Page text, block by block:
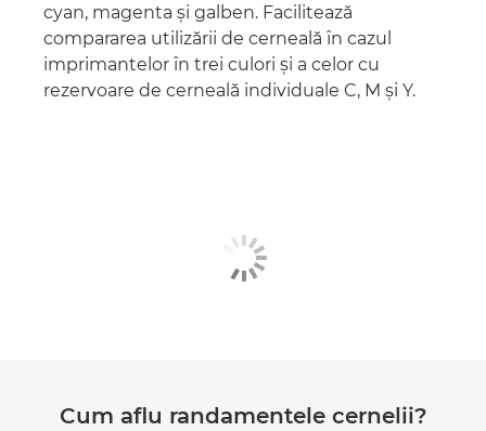
cyan, magenta şi galben. Facilitează
compararea utilizării de cerneală în cazul
imprimantelor în trei culori şi a celor cu
rezervoare de cerneală individuale C, M şi Y.
Cum aflu randamentele cernelii?